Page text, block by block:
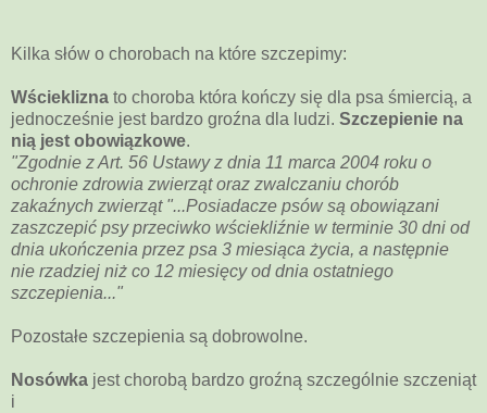
Kilka słów o chorobach na które szczepimy:
Wścieklizna to choroba która kończy się dla psa śmiercią, a
jednocześnie jest bardzo groźna dla ludzi. Szczepienie na
nią jest obowiązkowe.
"Zgodnie z Art. 56 Ustawy z dnia 11 marca 2004 roku o
ochronie zdrowia zwierząt oraz zwalczaniu chorób
zakaźnych zwierząt "...Posiadacze psów są obowiązani
zaszczepić psy przeciwko wściekliźnie w terminie 30 dni od
dnia ukończenia przez psa 3 miesiąca życia, a następnie
nie rzadziej niż co 12 miesięcy od dnia ostatniego
szczepienia..."
Pozostałe szczepienia są dobrowolne.
Nosówka jest chorobą bardzo groźną szczególnie szczeniąt
i